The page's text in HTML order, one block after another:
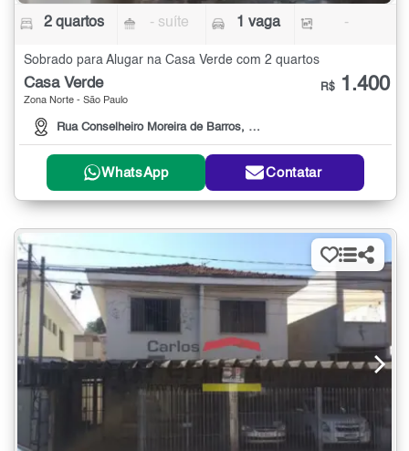
2 quartos - suíte 1 vaga -
Sobrado para Alugar na Casa Verde com 2 quartos
Casa Verde
Zona Norte - São Paulo
Rua Conselheiro Moreira de Barros, 3410
R$ 1.400
WhatsApp Contatar